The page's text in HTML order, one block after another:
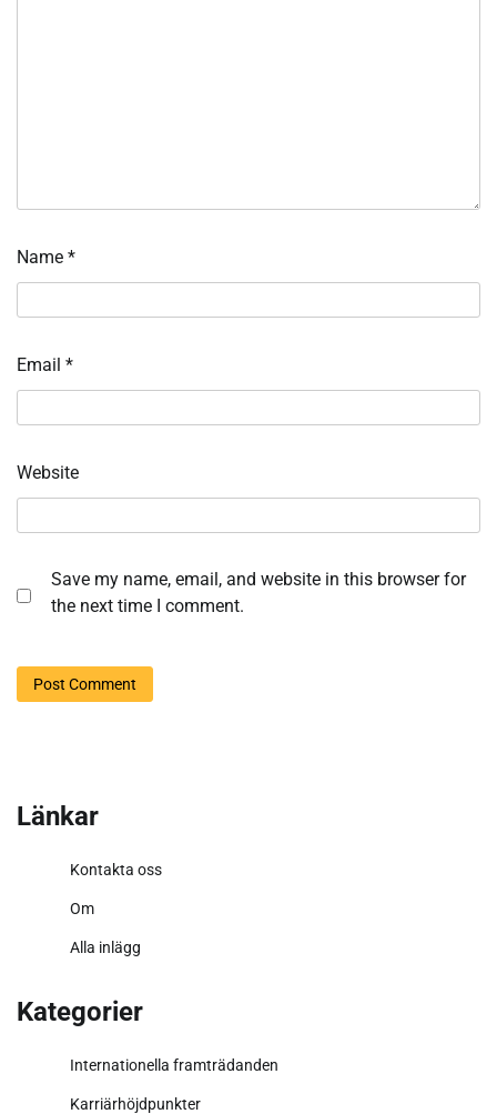
Name *
Email *
Website
Save my name, email, and website in this browser for
the next time I comment.
Länkar
Kontakta oss
Om
Alla inlägg
Kategorier
Internationella framträdanden
Karriärhöjdpunkter